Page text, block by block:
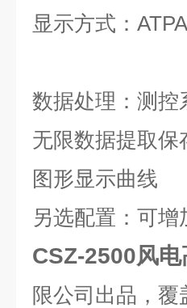
显示方式：
数据处理：测控
无限数据提取保
图形显示曲线
另选配置：可
CSZ-2500风
限公司出品，覆